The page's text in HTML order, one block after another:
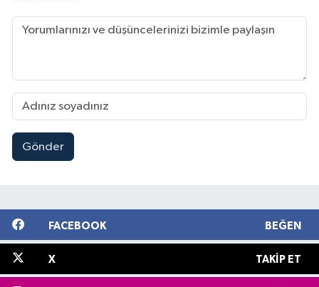
Gönder
FACEBOOK BEĞEN
X TAKIP ET